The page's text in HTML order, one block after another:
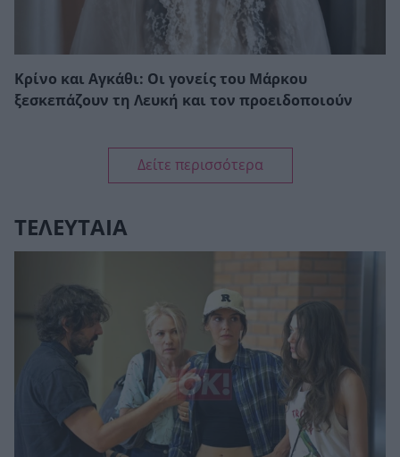
Κρίνο και Αγκάθι: Οι γονείς του Μάρκου
ξεσκεπάζουν τη Λευκή και τον προειδοποιούν
Δείτε περισσότερα
ΤΕΛΕΥΤΑΙΑ